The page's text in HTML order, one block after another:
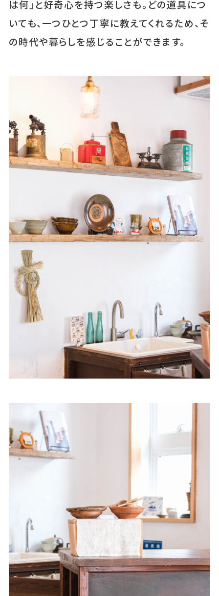
は何」と好奇心を持つ楽しさも。どの道具につ
いても、一つひとつ丁寧に教えてくれるため、そ
の時代や暮らしを感じることができます。